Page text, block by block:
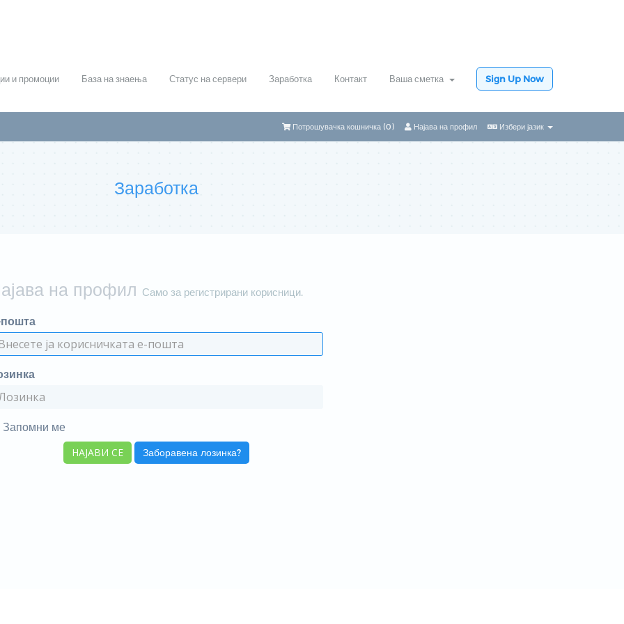
и промоции База на знаења Статус на сервери Заработка Контакт Ваша сметка Sign Up Now
Избери јазик
Најава на профил
Потрошувачка кошничка (0)
Заработка
на профил Само за регистрирани корисници.
Запомни ме
Заборавена лозинка?